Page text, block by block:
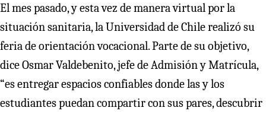
El mes pasado, y esta vez de manera virtual por la
situación sanitaria, la Universidad de Chile realizó su
feria de orientación vocacional. Parte de su objetivo,
dice Osmar Valdebenito, jefe de Admisión y Matrícula,
“es entregar espacios confiables donde las y los
estudiantes puedan compartir con sus pares, descubrir